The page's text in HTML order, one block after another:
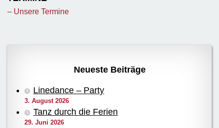
– Unsere Termine
Neueste Beiträge
Linedance – Party
3. August 2026
Tanz durch die Ferien
29. Juni 2026